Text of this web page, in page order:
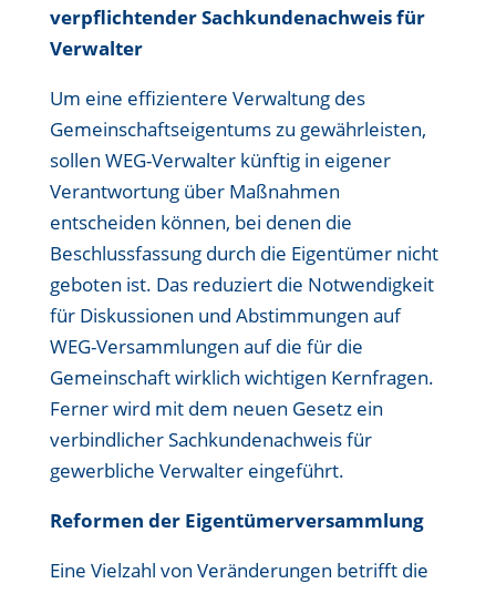
verpflichtender Sachkundenachweis für
Verwalter
Um eine effizientere Verwaltung des
Gemeinschaftseigentums zu gewährleisten,
sollen WEG-Verwalter künftig in eigener
Verantwortung über Maßnahmen
entscheiden können, bei denen die
Beschlussfassung durch die Eigentümer nicht
geboten ist. Das reduziert die Notwendigkeit
für Diskussionen und Abstimmungen auf
WEG-Versammlungen auf die für die
Gemeinschaft wirklich wichtigen Kernfragen.
Ferner wird mit dem neuen Gesetz ein
verbindlicher Sachkundenachweis für
gewerbliche Verwalter eingeführt.
Reformen der Eigentümerversammlung
Eine Vielzahl von Veränderungen betrifft die